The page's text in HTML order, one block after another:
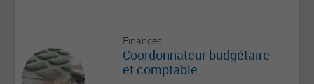
Finances
Coordonnateur budgétaire
et comptable